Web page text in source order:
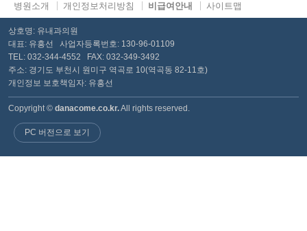
병원소개 개인정보처리방침 비급여안내 사이트맵
상호명: 유내과의원
대표: 유흥선 사업자등록번호: 130-96-01109
TEL: 032-344-4552 FAX: 032-349-3492
주소: 경기도 부천시 원미구 역곡로 10(역곡동 82-11호)
개인정보 보호책임자: 유흥선
Copyright © danacome.co.kr.All rights reserved.
PC 버전으로 보기